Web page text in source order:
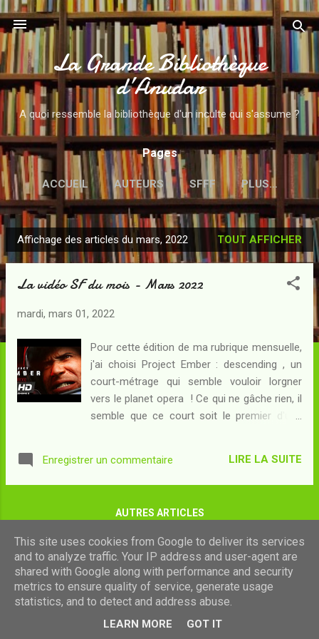
Accéder au contenu principal
La Grande Bibliothèque
d’Anudar
A quoi ressemble la bibliothèque d'un inculte qui s'assume ?
Pages
ACCUEIL AUTEURS SFFF PLUS…
A
r
Affichage des articles du mars, 2022 TOUT AFFICHER
La vidéo SF du mois - Mars 2022
mardi, mars 01, 2022
Pour cette édition de ma rubrique mensuelle,
j'ai choisi Project Ember : descending , un
court-métrage qui semble vouloir lorgner
vers le planet opera ! Ce qui ne gâche rien, il
semble que ce court soit le premier d'une
Enregistrer un commentaire LIRE LA SUITE
AUTRES ARTICLES
Fourni par Blogger
This site uses cookies from Google to deliver its services
and to analyze traffic. Your IP address and user-agent are
shared with Google along with performance and security
metrics to ensure quality of service, generate usage
statistics, and to detect and address abuse.
LEARN MORE GOT IT